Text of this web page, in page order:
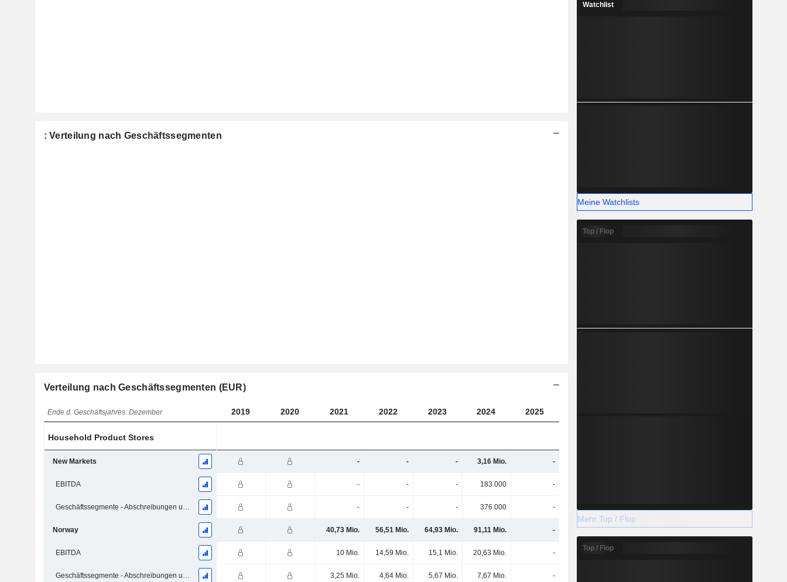
: Verteilung nach Geschäftssegmenten
Verteilung nach Geschäftssegmenten (EUR)
Ende d. Geschäftsjahres: Dezember 2019 2020 2021 2022 2023 2024 2025
Household Product Stores
New Markets - - - 3,16 Mio. -
EBITDA - - - 183.000 -
Geschäftssegmente - Abschreibungen und Wertminderungen - - - 376.000 -
Norway 40,73 Mio. 56,51 Mio. 64,93 Mio. 91,11 Mio. -
EBITDA 10 Mio. 14,59 Mio. 15,1 Mio. 20,63 Mio. -
Geschäftssegmente - Abschreibungen und Wertminderungen 3,25 Mio. 4,64 Mio. 5,67 Mio. 7,67 Mio. -
Watchlist
Meine Watchlists
Top / Flop
Mehr Top / Flop
Top / Flop